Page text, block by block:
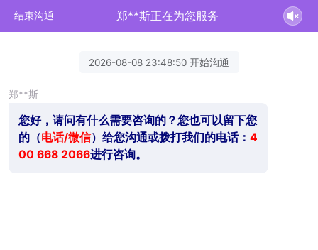
结束沟通 郑**斯正在为您服务
2026-08-08 23:48:50 开始沟通
郑**斯
您好，请问有什么需要咨询的？您也可以留下您
的（电话/微信）给您沟通或拨打我们的电话： 4
00 668 2066进行咨询。